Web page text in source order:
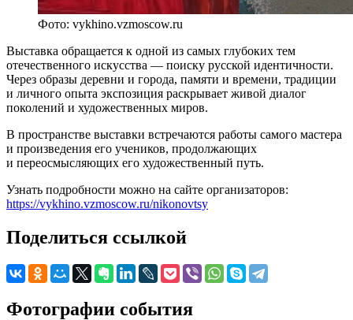
Фото: vykhino.vzmoscow.ru
Выставка обращается к одной из самых глубоких тем
отечественного искусства — поиску русской идентичности.
Через образы деревни и города, памяти и времени, традиции
и личного опыта экспозиция раскрывает живой диалог
поколений и художественных миров.
В пространстве выставки встречаются работы самого мастера
и произведения его учеников, продолжающих
и переосмысляющих его художественный путь.
Узнать подробности можно на сайте организаторов:
https://vykhino.vzmoscow.ru/nikonovtsy
Поделиться ссылкой
Фотографии события